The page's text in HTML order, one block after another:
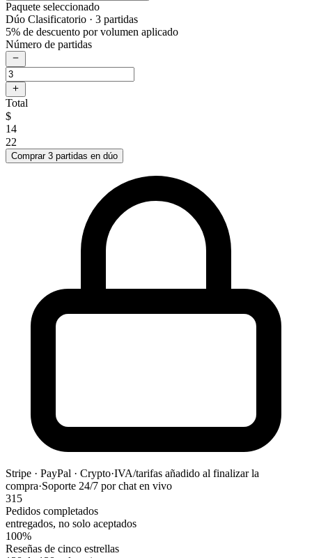
Paquete seleccionado
Dúo Clasificatorio · 3 partidas
5% de descuento por volumen aplicado
Número de partidas
Total
$
14
22
Comprar 3 partidas en dúo
Stripe · PayPal · Crypto·IVA/tarifas añadido al finalizar la
compra·Soporte 24/7 por chat en vivo
315
Pedidos completados
entregados, no solo aceptados
100%
Reseñas de cinco estrellas